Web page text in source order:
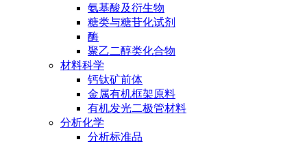
氨基酸及衍生物
糖类与糖苷化试剂
酶
聚乙二醇类化合物
材料科学
钙钛矿前体
金属有机框架原料
有机发光二极管材料
分析化学
分析标准品